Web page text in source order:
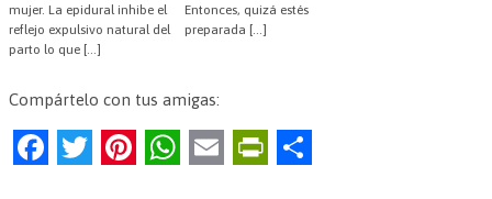
mujer. La epidural inhibe el
reflejo expulsivo natural del
parto lo que […]
Entonces, quizá estés
preparada […]
Compártelo con tus amigas:
F
T
Pi
W
E
Pr